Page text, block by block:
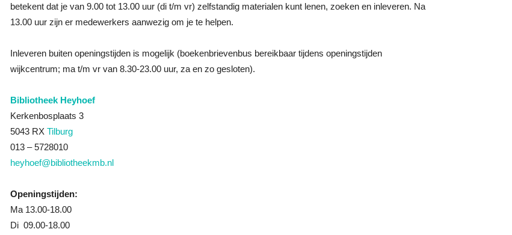
betekent dat je van 9.00 tot 13.00 uur (di t/m vr) zelfstandig materialen kunt lenen, zoeken en inleveren. Na
13.00 uur zijn er medewerkers aanwezig om je te helpen.
Inleveren buiten openingstijden is mogelijk (boekenbrievenbus bereikbaar tijdens openingstijden
wijkcentrum; ma t/m vr van 8.30-23.00 uur, za en zo gesloten).
Bibliotheek Heyhoef
Kerkenbosplaats 3
5043 RX Tilburg
013 – 5728010
heyhoef@bibliotheekmb.nl
Openingstijden:
Ma 13.00-18.00
Di 09.00-18.00